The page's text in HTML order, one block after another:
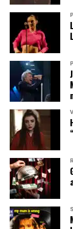
MattheW dear
caribou
nicKeL
crystaL
ty seGaLL
the younG